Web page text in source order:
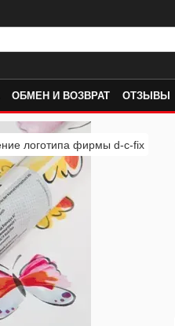
ОБМЕН И ВОЗВРАТ ОТЗЫВЫ